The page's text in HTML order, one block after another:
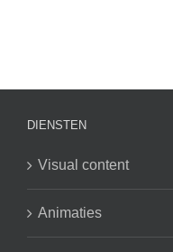
DIENSTEN
Visual content
Animaties